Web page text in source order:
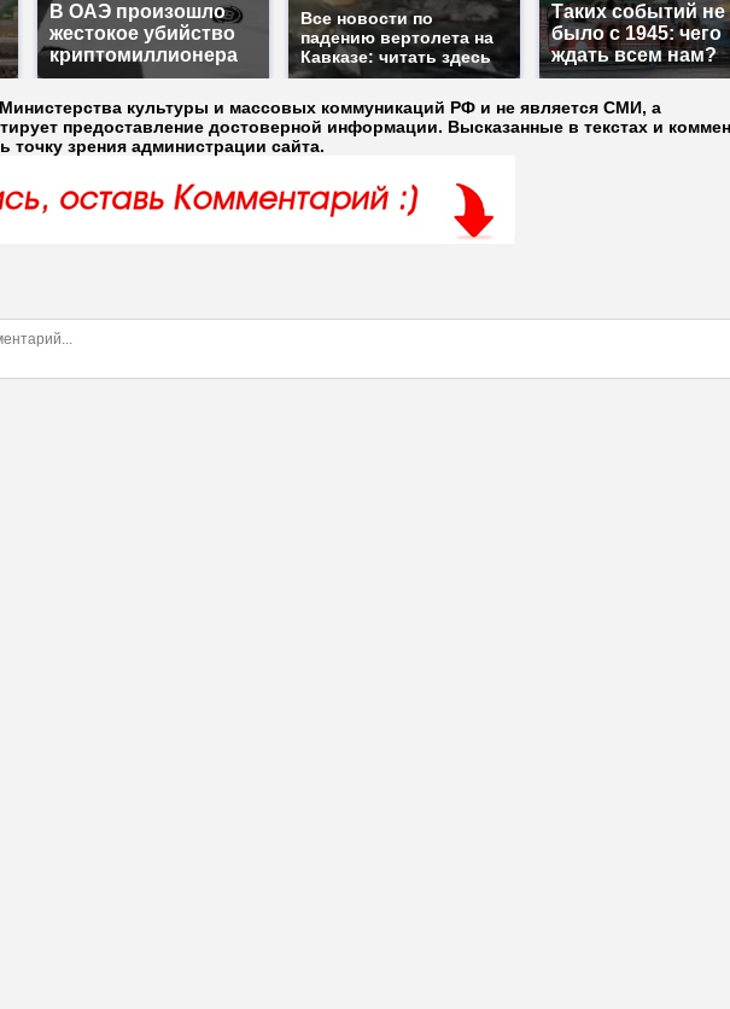
В ОАЭ произошло
жестокое убийство
криптомиллионера
Все новости по
падению вертолета на
Кавказе: читать здесь
Таких событий не
было с 1945: чего
ждать всем нам?
культуры и массовых коммуникаций РФ и не является СМИ, а
предоставление достоверной информации. Высказанные в текстах и
точку зрения администрации сайта.